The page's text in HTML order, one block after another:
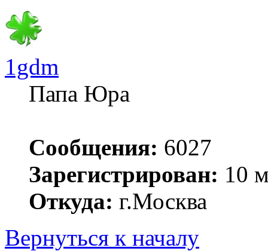
1gdm
Папа Юра
Сообщения: 6027
Зарегистрирован: 10
Откуда: г.Москва
Вернуться к началу